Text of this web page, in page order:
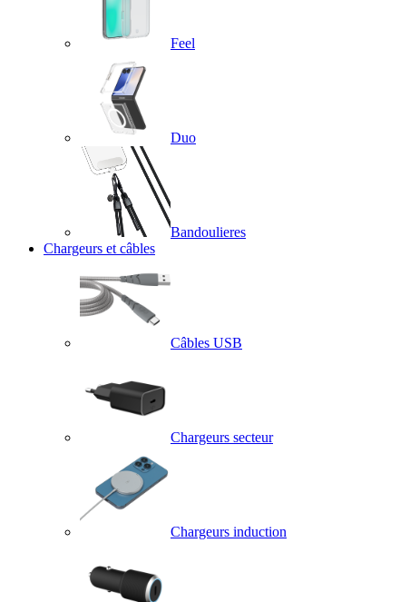
Feel
Duo
Bandoulieres
Chargeurs et câbles
Câbles USB
Chargeurs secteur
Chargeurs induction